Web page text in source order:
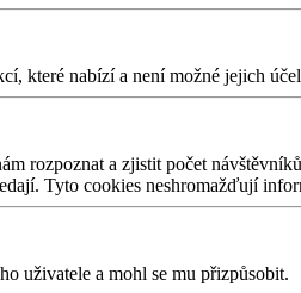
které nabízí a není možné jejich
rozpoznat a zjistit počet
Tyto cookies neshromažďují
uživatele a mohl se mu přizpůsobit.